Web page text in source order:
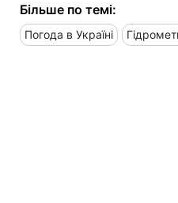
Більше по темі:
Погода в Україні